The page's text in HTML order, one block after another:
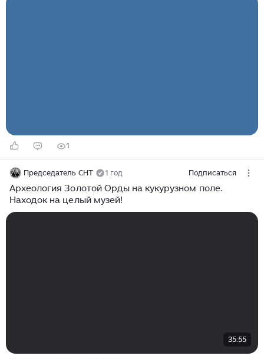
1
Председатель СНТ 1 год Подписаться
Археология Золотой Орды на кукурузном поле.
Находок на целый музей!
35:55